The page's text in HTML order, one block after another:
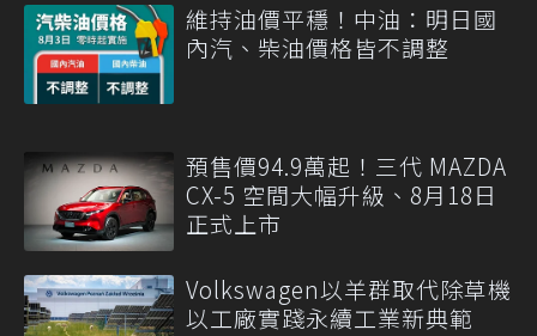
維持油價平穩！中油：明日國
內汽、柴油價格皆不調整
預售價94.9萬起！三代 MAZDA
CX-5 空間大幅升級、8月18日
正式上市
Volkswagen以羊群取代除草機
以工廠實踐永續工業新典範